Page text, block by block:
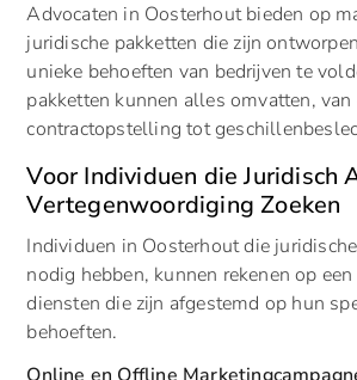
Advocaten in Oosterhout bieden op
juridische pakketten die zijn
unieke behoeften van bedrijven te
pakketten kunnen alles omvatten,
contractopstelling tot
Voor Individuen die Juridisch
Vertegenwoordiging Zoeken
Individuen in Oosterhout die
nodig hebben, kunnen rekenen op een
diensten die zijn afgestemd op hun
behoeften.